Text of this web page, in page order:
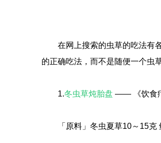
在网上搜索的虫草的吃法有
的正确吃法，而不是随便一个虫
1.冬虫草炖胎盘 —— 《饮食
「原料」冬虫夏草10～15克